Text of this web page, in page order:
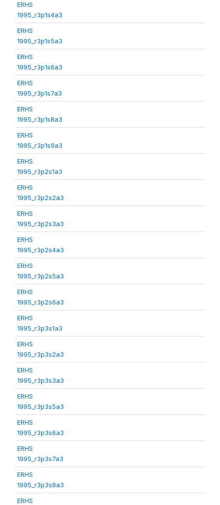
ERHS
1995_r3p1s4a3
ERHS
1995_r3p1s5a3
ERHS
1995_r3p1s6a3
ERHS
1995_r3p1s7a3
ERHS
1995_r3p1s8a3
ERHS
1995_r3p1s9a3
ERHS
1995_r3p2s1a3
ERHS
1995_r3p2s2a3
ERHS
1995_r3p2s3a3
ERHS
1995_r3p2s4a3
ERHS
1995_r3p2s5a3
ERHS
1995_r3p2s6a3
ERHS
1995_r3p3s1a3
ERHS
1995_r3p3s2a3
ERHS
1995_r3p3s3a3
ERHS
1995_r3p3s5a3
ERHS
1995_r3p3s6a3
ERHS
1995_r3p3s7a3
ERHS
1995_r3p3s8a3
ERHS